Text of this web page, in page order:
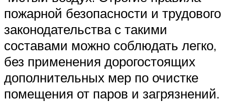
пожарной безопасности и трудового
законодательства с такими
составами можно соблюдать легко,
без применения дорогостоящих
дополнительных мер по очистке
помещения от паров и загрязнений.